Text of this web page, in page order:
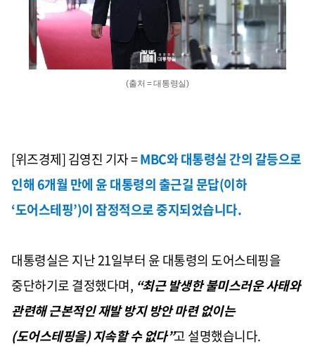
(출처 = 대통령실)
[위즈경제] 김영진 기자 =MBC와 대통령실 간의 갈등으로
인해6개월 만에 윤 대통령의 출근길 문답(이하
‘도어스테핑’)이 잠정적으로 중지되었습니다.
대통령실은 지난21일부터 윤 대통령의 도어스테핑을
중단하기로 결정했다며, “최근 발생한 불미스러운 사태와
관련해 근본적인 재발 방지 방안 마련 없이는
(도어스테핑을)지속할 수 없다”고 설명했습니다.